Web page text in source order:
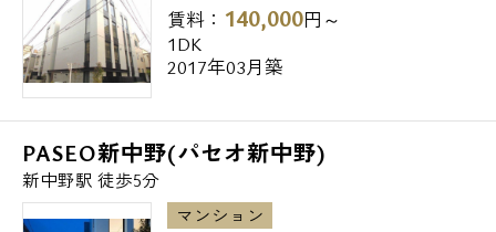
賃料： 140,000円～
1DK
2017年03月築
PASEO新中野(パセオ新中野)
新中野駅 徒歩5分
マンション
お問い合わせ